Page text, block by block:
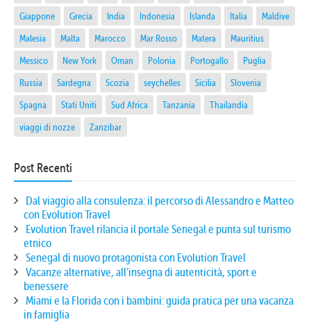
Giappone
Grecia India Indonesia Islanda Italia
Maldive
Malesia
Malta Marocco Mar Rosso Matera
Mauritius
Messico
New York Oman Polonia Portogallo
Puglia
Russia
Sardegna Scozia seychelles Sicilia
Slovenia
Spagna
Stati Uniti Sud Africa Tanzania
Thailandia
viaggi di nozze
Zanzibar
Post Recenti
Dal viaggio alla consulenza: il percorso di Alessandro e Matteo
con Evolution Travel
Evolution Travel rilancia il portale Senegal e punta sul turismo
etnico
Senegal di nuovo protagonista con Evolution Travel
Vacanze alternative, all’insegna di autenticità, sport e
benessere
Miami e la Florida con i bambini: guida pratica per una vacanza
in famiglia